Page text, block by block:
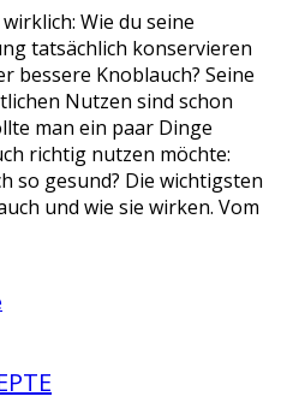
Wie du seine
tatsächlich konservieren
bessere Knoblauch? Seine
Nutzen sind schon
man ein paar Dinge
richtig nutzen möchte:
so gesund? Die wichtigsten
und wie sie wirken. Vom